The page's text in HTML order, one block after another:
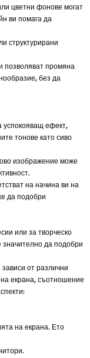
цветни фонове могат
ви помага да
структурирани
позволяват промяна
без да
успокояващ ефект,
тонове като сиво
изображение може
на начина ви на
да подобри
или за творческо
значително да подобри
от различни
екрана, съотношение
на екрана. Ето